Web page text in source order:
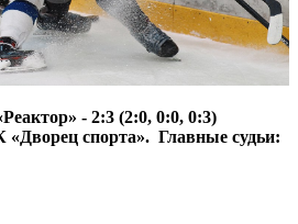
- 2:3 (2:0, 0:0, 0:3)
спорта». Главные судьи: